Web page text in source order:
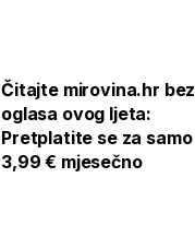
Čitajte mirovina.hr bez
oglasa ovog ljeta:
Pretplatite se za samo
3,99 € mjesečno